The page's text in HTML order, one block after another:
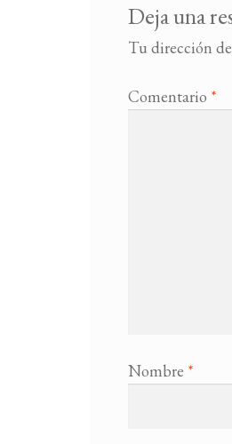
Deja una
Tu dirección
Comentario *
Nombre *